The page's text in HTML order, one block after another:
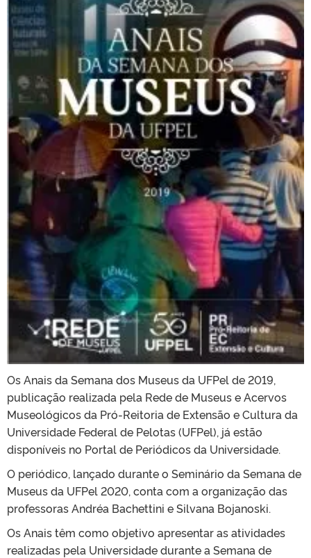
Os Anais da Semana dos Museus da UFPel de 2019,
publicação realizada pela Rede de Museus e Acervos
Museológicos da Pró-Reitoria de Extensão e Cultura da
Universidade Federal de Pelotas (UFPel), já estão
disponíveis no Portal de Periódicos da Universidade.
O periódico, lançado durante o Seminário da Semana de
Museus da UFPel 2020, conta com a organização das
professoras Andréa Bachettini e Silvana Bojanoski.
Os Anais têm como objetivo apresentar as atividades
realizadas pela Universidade durante a Semana de